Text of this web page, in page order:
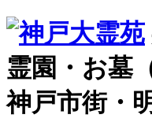
霊園・お墓
神戸市街・